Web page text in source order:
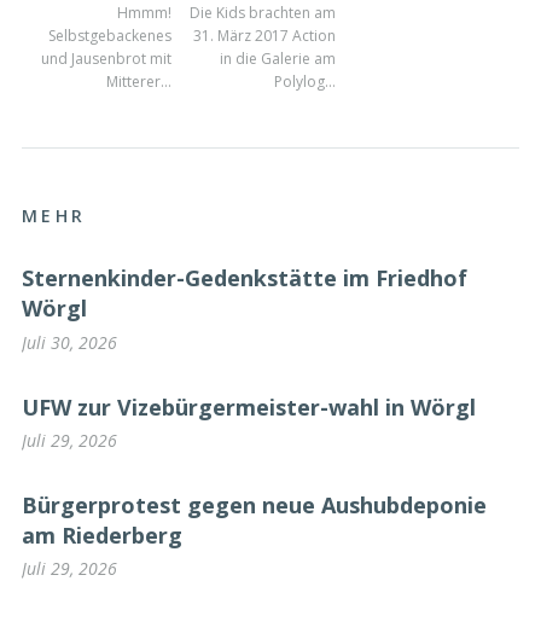
Hmmm!
Selbstgebackenes
und Jausenbrot mit
Mitterer…
Die Kids brachten am
31. März 2017 Action
in die Galerie am
Polylog…
MEHR
Sternenkinder-Gedenkstätte im Friedhof
Wörgl
Juli 30, 2026
UFW zur Vizebürgermeister-wahl in Wörgl
Juli 29, 2026
Bürgerprotest gegen neue Aushubdeponie
am Riederberg
Juli 29, 2026